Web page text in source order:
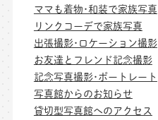
ママも着物･和装で家族写真
リンクコーデで家族写真
出張撮影･ロケーション撮影
お友達とフレンド記念撮影
記念写真撮影･ポートレート
写真館からのお知らせ
貸切型写真館へのアクセス